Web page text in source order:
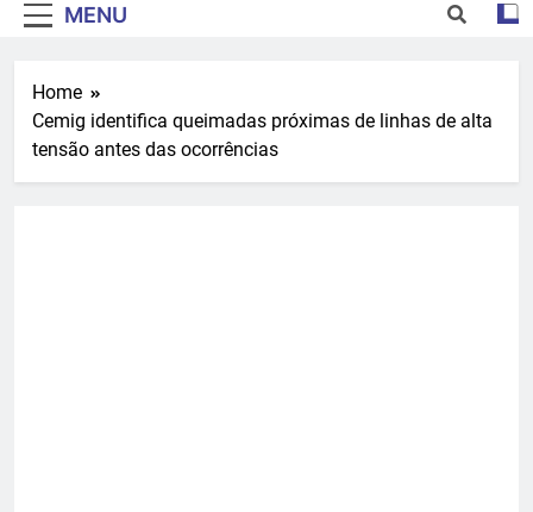
Notícias E
Primeiro Do
Noroeste De
MENU
Home
Cemig identifica queimadas próximas de linhas de alta
tensão antes das ocorrências